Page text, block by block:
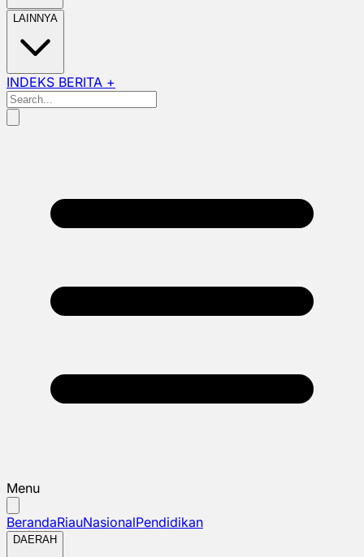
LAINNYA
INDEKS BERITA +
Menu
BerandaRiauNasionalPendidikan
DAERAH